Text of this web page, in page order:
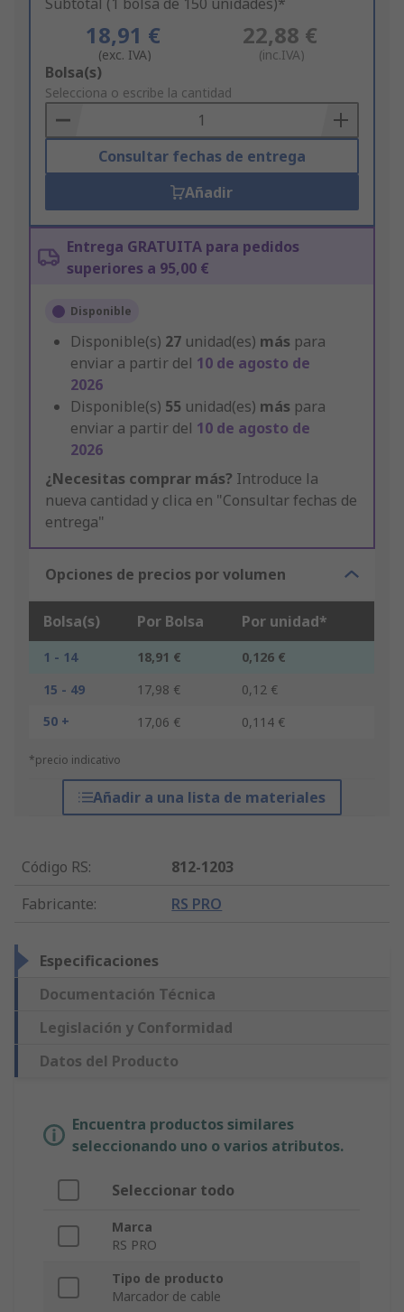
Subtotal (1 bolsa de 150 unidades)*
18,91 €
(exc. IVA)
22,88 €
(inc.IVA)
Add
to
Basket
Bolsa(s)
Selecciona o escribe la cantidad
Consultar fechas de entrega
Añadir
Entrega GRATUITA para pedidos
superiores a 95,00 €
Disponible
Disponible(s) 27 unidad(es) más para
enviar a partir del 10 de agosto de
2026
Disponible(s) 55 unidad(es) más para
enviar a partir del 10 de agosto de
2026
¿Necesitas comprar más? Introduce la
nueva cantidad y clica en "Consultar fechas de
entrega"
Opciones de precios por volumen
Bolsa(s) Por Bolsa Por unidad*
1 - 14 18,91 €
0,126 €
15 - 49
17,98 €
0,12 €
50 +
17,06 € 0,114 €
*precio indicativo
Añadir a una lista de materiales
Código RS:
812-1203
Fabricante: RS PRO
Especificaciones
Documentación Técnica
Legislación y Conformidad
Datos del Producto
Encuentra productos similares
seleccionando uno o varios atributos.
Seleccionar todo
Marca
RS PRO
Tipo de producto
Marcador de cable